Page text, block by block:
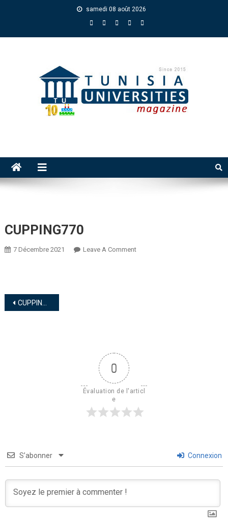
samedi 08 août 2026
CUPPING770
7 Décembre 2021 Leave A Comment
CUPPING770
0
Évaluation de l'articl
e
S’abonner Connexion